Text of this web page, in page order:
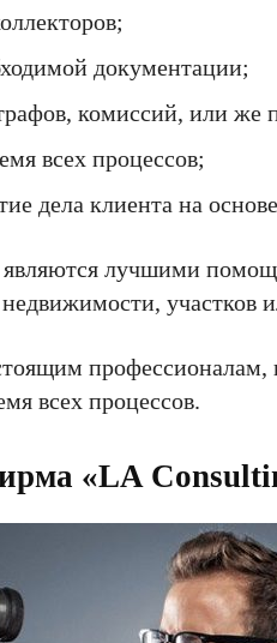
документации;
комиссий, или же
всех процессов;
дела клиента на
лучшими
участков
профессионалам,
всех процессов.
«LA